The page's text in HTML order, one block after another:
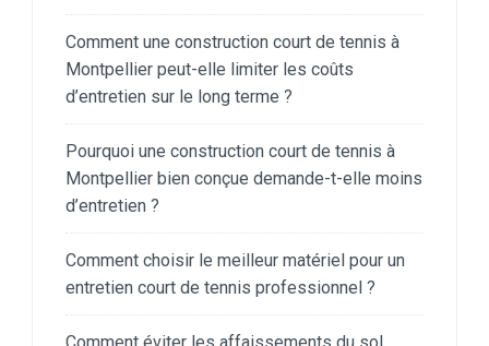
Comment une construction court de tennis à
Montpellier peut-elle limiter les coûts
d’entretien sur le long terme ?
Pourquoi une construction court de tennis à
Montpellier bien conçue demande-t-elle moins
d’entretien ?
Comment choisir le meilleur matériel pour un
entretien court de tennis professionnel ?